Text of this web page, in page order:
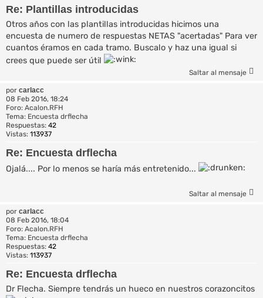
Re: Plantillas introducidas
Otros años con las plantillas introducidas hicimos una
encuesta de numero de respuestas NETAS "acertadas" Para ver
cuantos éramos en cada tramo. Buscalo y haz una igual si
crees que puede ser útil
Saltar al mensaje
por carlacc
08 Feb 2016, 18:24
Foro: Acalon.RFH
Tema: Encuesta drflecha
Respuestas: 42
Vistas: 113937
Re: Encuesta drflecha
Ojalá.... Por lo menos se haría más entretenido...
Saltar al mensaje
por carlacc
08 Feb 2016, 18:04
Foro: Acalon.RFH
Tema: Encuesta drflecha
Respuestas: 42
Vistas: 113937
Re: Encuesta drflecha
Dr Flecha. Siempre tendrás un hueco en nuestros corazoncitos